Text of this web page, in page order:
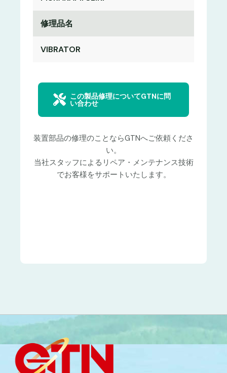
修理品名
VIBRATOR
この製品修理についてGTNに問
い合わせ
装置部品の修理のことならGTNへご依頼くださ
い。
当社スタッフによるリペア・メンテナンス技術
でお客様をサポートいたします。